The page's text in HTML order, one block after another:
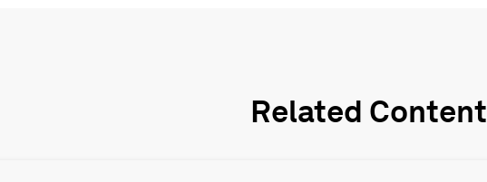
Related Content